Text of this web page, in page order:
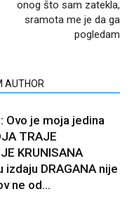
onog što sam zatekla,
sramota me je da ga
pogledam
AUTHOR
Ovo je moja jedina
TRAJE
KRUNISANA
izdaju DRAGANA nije
ne od...